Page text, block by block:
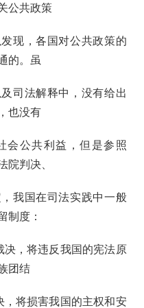
公共政策
现，各国对公共政策的
的。虽
司法解释中，没有给出
也没有
会公共利益，但是参照
院判决、
我国在司法实践中一般
制度：
决，将违反我国的宪法原
团结
，将损害我国的主权和安